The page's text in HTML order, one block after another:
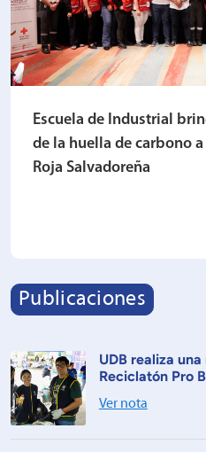
Escuela de Industrial
de la huella de carbono
Roja Salvadoreña
Publicaciones
UDB realiza
Reciclatón Pro
Ver nota